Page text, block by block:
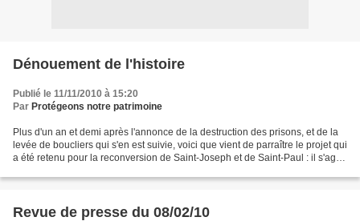
Dénouement de l'histoire
Publié le 11/11/2010 à 15:20
Par Protégeons notre patrimoine
Plus d'un an et demi après l'annonce de la destruction des prisons, et de la
levée de boucliers qui s'en est suivie, voici que vient de parraître le projet qui
a été retenu pour la reconversion de Saint-Joseph et de Saint-Paul : il s'agit
Revue de presse du 08/02/10